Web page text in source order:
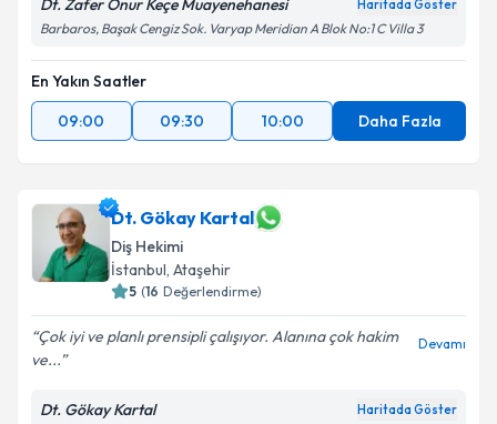
Dt. Zafer Onur Keçe Muayenehanesi Haritada Göster
Barbaros, Başak Cengiz Sok. Varyap Meridian A Blok No:1 C Villa 3
En Yakın Saatler
09:00
09:30 10:00 Daha Fazla
Dt. Gökay Kartal
Diş Hekimi
İstanbul, Ataşehir
5 (16 Değerlendirme)
Çok iyi ve planlı prensipli çalışıyor. Alanına çok hakim
ve...
Devamı
Dt. Gökay Kartal Haritada Göster